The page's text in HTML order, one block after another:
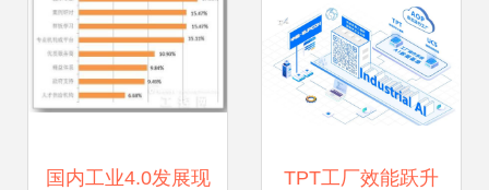
升级
国内工业4.0发展现 TPT工厂效能跃升